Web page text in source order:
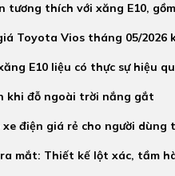
tương thích với xăng E10,
Toyota Vios tháng 05/2026
E10 liệu có thực sự hiệu
khi đỗ ngoài trời nắng gắt
điện giá rẻ cho người dùng
mắt: Thiết kế lột xác, tầm